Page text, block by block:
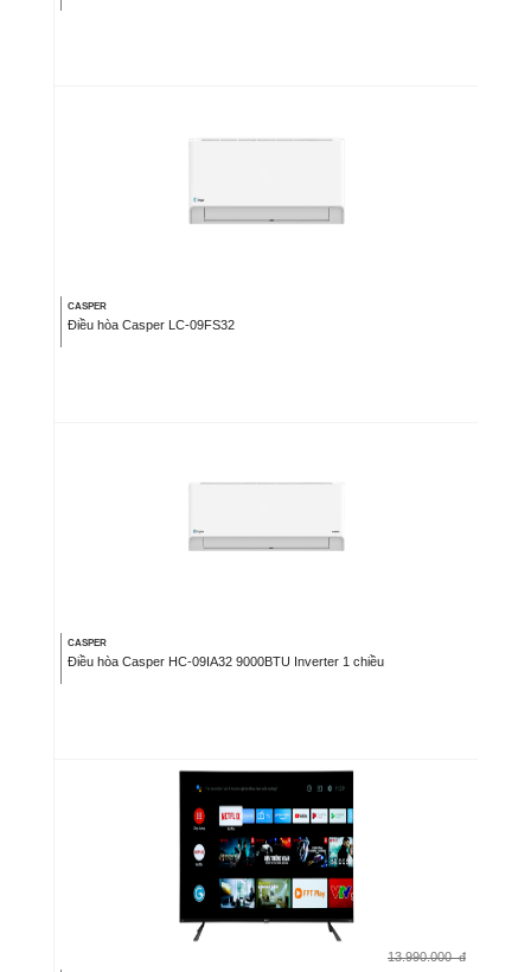
CASPER
Điều hòa Casper LC-09FS32
CASPER
Điều hòa Casper HC-09IA32 9000BTU Inverter 1 chiều
13.990.000 đ